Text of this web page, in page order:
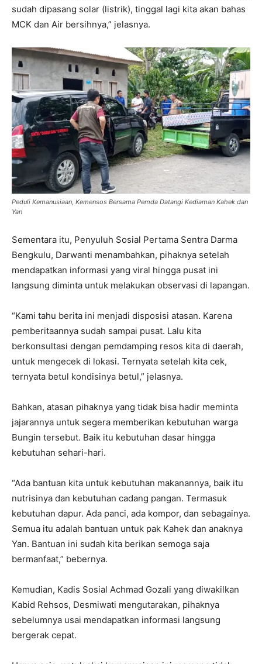
sudah dipasang solar (listrik), tinggal lagi kita akan bahas
MCK dan Air bersihnya,” jelasnya.
Peduli Kemanusiaan, Kemensos Bersama Pemda Datangi Kediaman Kahek dan
Yan
Sementara itu, Penyuluh Sosial Pertama Sentra Darma
Bengkulu, Darwanti menambahkan, pihaknya setelah
mendapatkan informasi yang viral hingga pusat ini
langsung diminta untuk melakukan observasi di lapangan.
“Kami tahu berita ini menjadi disposisi atasan. Karena
pemberitaannya sudah sampai pusat. Lalu kita
berkonsultasi dengan pemdamping resos kita di daerah,
untuk mengecek di lokasi. Ternyata setelah kita cek,
ternyata betul kondisinya betul,” jelasnya.
Bahkan, atasan pihaknya yang tidak bisa hadir meminta
jajarannya untuk segera memberikan kebutuhan warga
Bungin tersebut. Baik itu kebutuhan dasar hingga
kebutuhan sehari-hari.
“Ada bantuan kita untuk kebutuhan makanannya, baik itu
nutrisinya dan kebutuhan cadang pangan. Termasuk
kebutuhan dapur. Ada panci, ada kompor, dan sebagainya.
Semua itu adalah bantuan untuk pak Kahek dan anaknya
Yan. Bantuan ini sudah kita berikan semoga saja
bermanfaat,” bebernya.
Kemudian, Kadis Sosial Achmad Gozali yang diwakilkan
Kabid Rehsos, Desmiwati mengutarakan, pihaknya
sebelumnya usai mendapatkan informasi langsung
bergerak cepat.